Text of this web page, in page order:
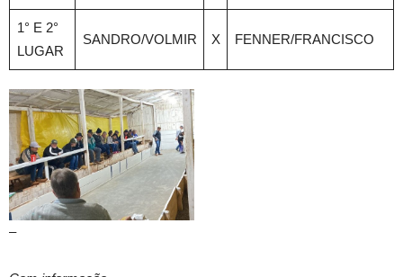
1° E 2°
LUGAR
SANDRO/VOLMIR X FENNER/FRANCISCO
–